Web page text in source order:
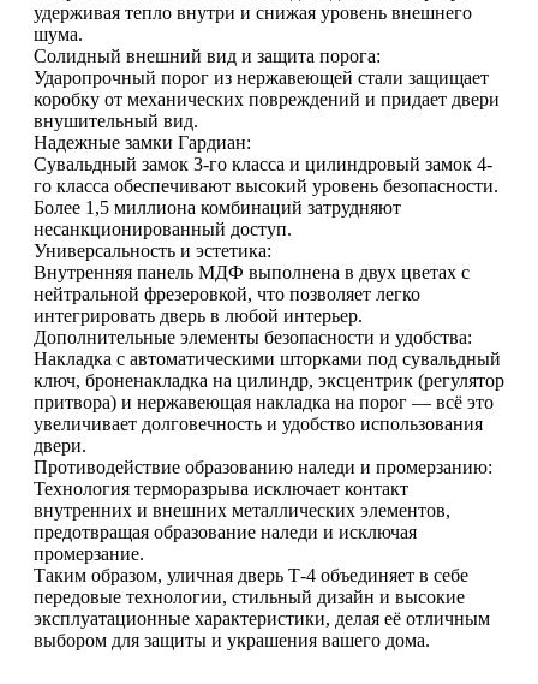
удерживая тепло внутри и снижая уровень внешнего
шума.
Солидный внешний вид и защита порога:
Ударопрочный порог из нержавеющей стали защищает
коробку от механических повреждений и придает двери
внушительный вид.
Надежные замки Гардиан:
Сувальдный замок 3-го класса и цилиндровый замок 4-
го класса обеспечивают высокий уровень безопасности.
Более 1,5 миллиона комбинаций затрудняют
несанкционированный доступ.
Универсальность и эстетика:
Внутренняя панель МДФ выполнена в двух цветах с
нейтральной фрезеровкой, что позволяет легко
интегрировать дверь в любой интерьер.
Дополнительные элементы безопасности и удобства:
Накладка с автоматическими шторками под сувальдный
ключ, броненакладка на цилиндр, эксцентрик (регулятор
притвора) и нержавеющая накладка на порог — всё это
увеличивает долговечность и удобство использования
двери.
Противодействие образованию наледи и промерзанию:
Технология терморазрыва исключает контакт
внутренних и внешних металлических элементов,
предотвращая образование наледи и исключая
промерзание.
Таким образом, уличная дверь Т-4 объединяет в себе
передовые технологии, стильный дизайн и высокие
эксплуатационные характеристики, делая её отличным
выбором для защиты и украшения вашего дома.